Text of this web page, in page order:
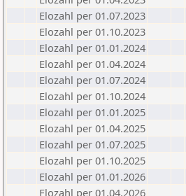
Elozahl per 01.07.2023
Elozahl per 01.10.2023
Elozahl per 01.01.2024
Elozahl per 01.04.2024
Elozahl per 01.07.2024
Elozahl per 01.10.2024
Elozahl per 01.01.2025
Elozahl per 01.04.2025
Elozahl per 01.07.2025
Elozahl per 01.10.2025
Elozahl per 01.01.2026
Elozahl per 01.04.2026